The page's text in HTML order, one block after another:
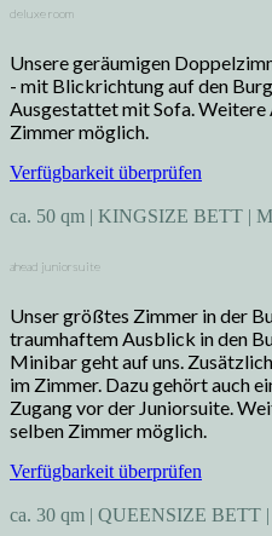
deluxe room
Unsere geräumigen
- mit Blickrichtung auf den
Ausgestattet mit Sofa.
Zimmer möglich.
Verfügbarkeit überprüfen
ca. 50 qm | KINGSIZE BETT |
ahead juniorsuite
Unser größtes Zimmer in der
traumhaftem Ausblick in den
Minibar geht auf uns.
im Zimmer. Dazu gehört auch
Zugang vor der Juniorsuite.
selben Zimmer möglich.
Verfügbarkeit überprüfen
ca. 30 qm | QUEENSIZE BETT